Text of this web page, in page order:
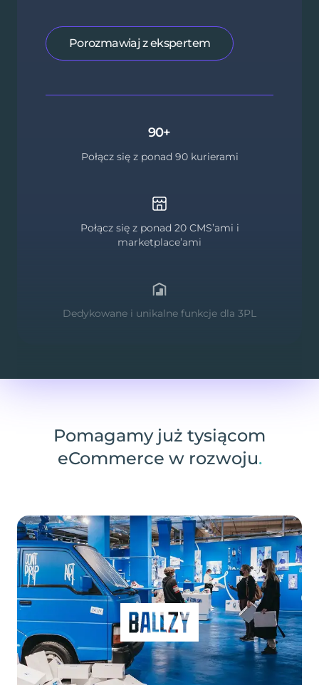
Porozmawiaj z ekspertem
90+
Połącz się z ponad 90 kurierami
Połącz się z ponad 20 CMS’ami i
marketplace’ami
Dedykowane i unikalne funkcje dla 3PL
Zaoferuj spersonalizowane doświadczenie po-
Unikalne analizy i wskaźniki KPI
Pomagamy już tysiącom
eCommerce w rozwoju.